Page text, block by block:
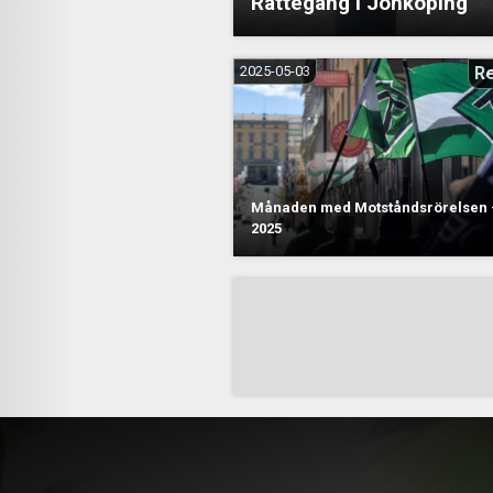
Månaden med Motståndsrörelsen
2025
2025-05-03
inlägg